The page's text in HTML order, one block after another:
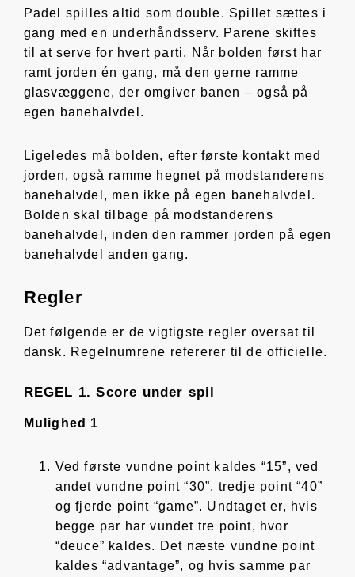
Padel spilles altid som double. Spillet sættes i
gang med en underhåndsserv. Parene skiftes
til at serve for hvert parti. Når bolden først har
ramt jorden én gang, må den gerne ramme
glasvæggene, der omgiver banen – også på
egen banehalvdel.
Ligeledes må bolden, efter første kontakt med
jorden, også ramme hegnet på modstanderens
banehalvdel, men ikke på egen banehalvdel.
Bolden skal tilbage på modstanderens
banehalvdel, inden den rammer jorden på egen
banehalvdel anden gang.
Regler
Det følgende er de vigtigste regler oversat til
dansk. Regelnumrene refererer til de officielle.
REGEL 1. Score under spil
Mulighed 1
Ved første vundne point kaldes “15”, ved
andet vundne point “30”, tredje point “40”
og fjerde point “game”. Undtaget er, hvis
begge par har vundet tre point, hvor
“deuce” kaldes. Det næste vundne point
kaldes “advantage”, og hvis samme par